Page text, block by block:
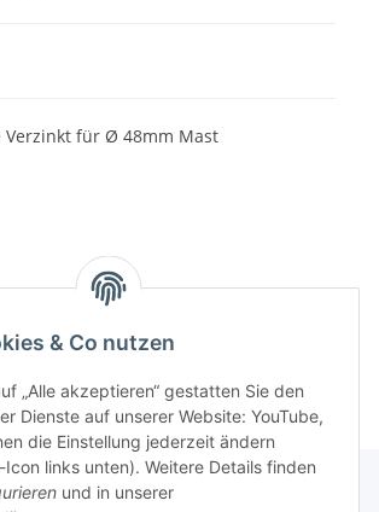
& Co nutzen
„Alle akzeptieren“ gestatten Sie den
Dienste auf unserer Website: YouTube,
die Einstellung jederzeit ändern
links unten). Weitere Details finden
und in unserer
Verzinkt für Ø 48mm Mast